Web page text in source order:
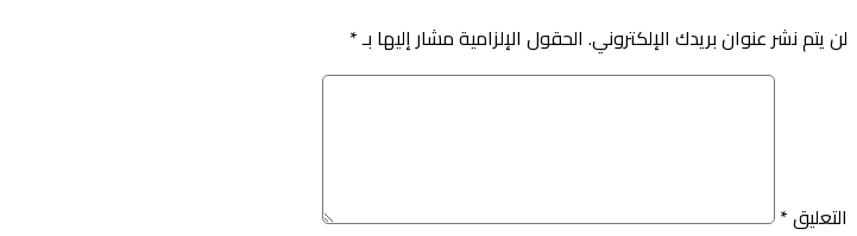
لن يتم نشر عنوان بريدك الإلكتروني. الحقول الإلزامية مشار إليها بـ*
التعليق*